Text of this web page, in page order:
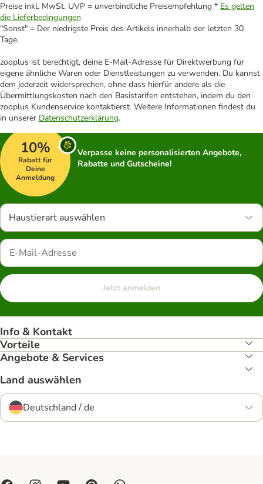
Preise inkl. MwSt. UVP = unverbindliche Preisempfehlung * Es gelten
die Lieferbedingungen
"Sonst" = Der niedrigste Preis des Artikels innerhalb der letzten 30
Tage.
zooplus ist berechtigt, deine E-Mail-Adresse für Direktwerbung für
eigene ähnliche Waren oder Dienstleistungen zu verwenden. Du kannst
dem jederzeit widersprechen, ohne dass hierfür andere als die
Übermittlungskosten nach den Basistarifen entstehen, indem du den
zooplus Kundenservice kontaktierst. Weitere Informationen findest du
in unserer Datenschutzerklärung.
10%
Rabatt für
Deine
Anmeldung
Verpasse keine personalisierten Angebote,
Rabatte und Gutscheine!
Haustierart auswählen
Jetzt anmelden
Info & Kontakt
Vorteile
Angebote & Services
Land auswählen
Deutschland / de